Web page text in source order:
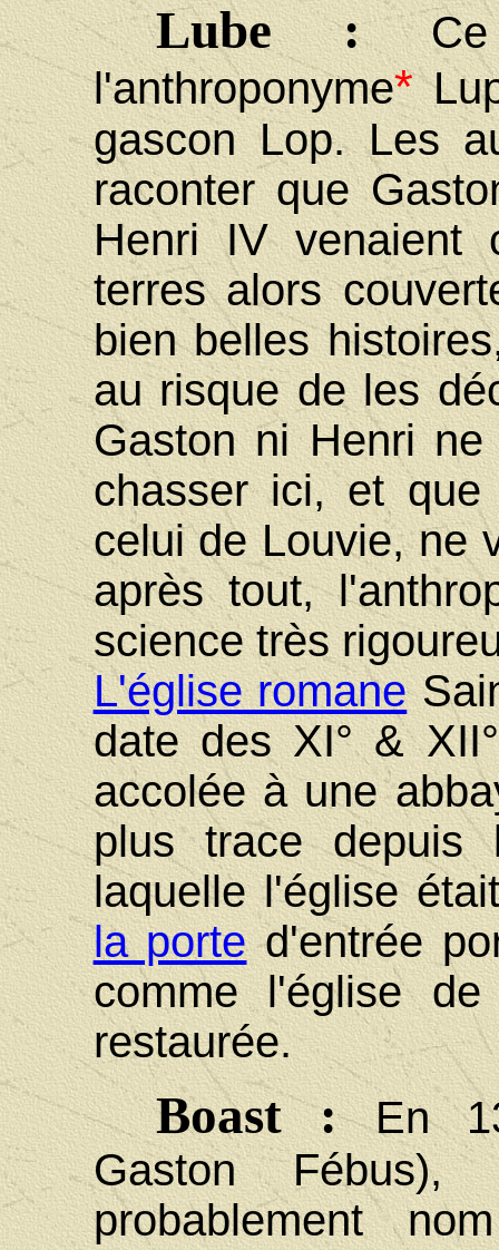
Lube :
l'anthroponyme*
gascon Lop. Les
raconter que
Henri IV venaient
terres alors
bien belles
au risque de les
Gaston ni Henri ne
chasser ici, et que
celui de Louvie, ne
après tout,
science très
L'église romane
date des XI° &
accolée à une
plus trace depuis
laquelle l'église
la ported'entrée
comme l'église
restaurée.
Boast :
En
Gaston Fébus),
probablement